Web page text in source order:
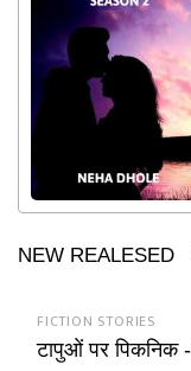
NEW REALESED
FICTION STORIES
टापुओं पर पिकनिक